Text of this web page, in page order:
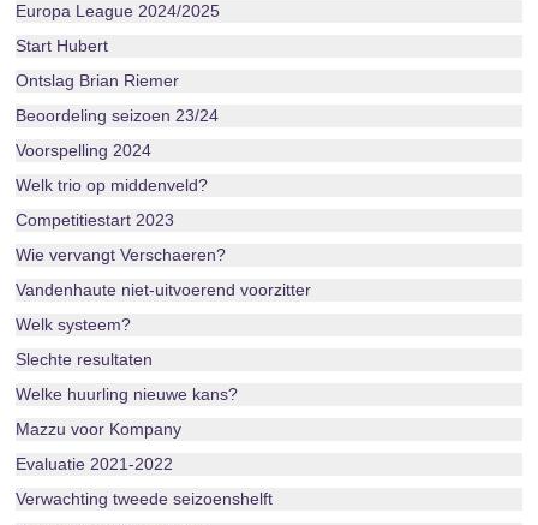
Europa League 2024/2025
Start Hubert
Ontslag Brian Riemer
Beoordeling seizoen 23/24
Voorspelling 2024
Welk trio op middenveld?
Competitiestart 2023
Wie vervangt Verschaeren?
Vandenhaute niet-uitvoerend voorzitter
Welk systeem?
Slechte resultaten
Welke huurling nieuwe kans?
Mazzu voor Kompany
Evaluatie 2021-2022
Verwachting tweede seizoenshelft